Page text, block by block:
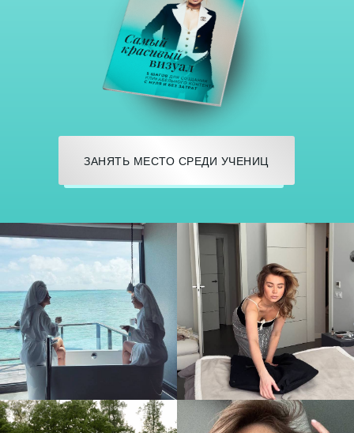
ЗАНЯТЬ МЕСТО СРЕДИ УЧЕНИЦ